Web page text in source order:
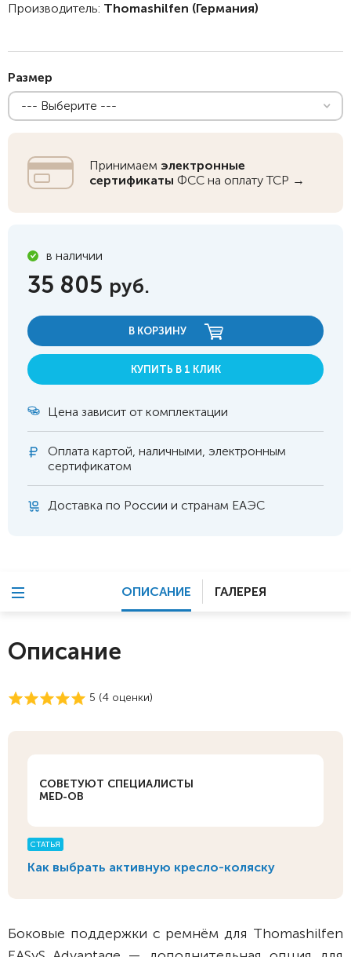
Производитель: Thomashilfen (Германия)
Размер
--- Выберите ---
Принимаем электронные
сертификаты ФСС на оплату ТСР →
в наличии
35 805 руб.
В КОРЗИНУ
КУПИТЬ В 1 КЛИК
Цена зависит от комплектации
Оплата картой, наличными, электронным
сертификатом
Доставка по России и странам ЕАЭС
ОПИСАНИЕ ГАЛЕРЕЯ
Описание
5 (4 оценки)
СОВЕТУЮТ СПЕЦИАЛИСТЫ
MED-OB
СТАТЬЯ
Как выбрать активную кресло-коляску
Боковые поддержки с ремнём для Thomashilfen